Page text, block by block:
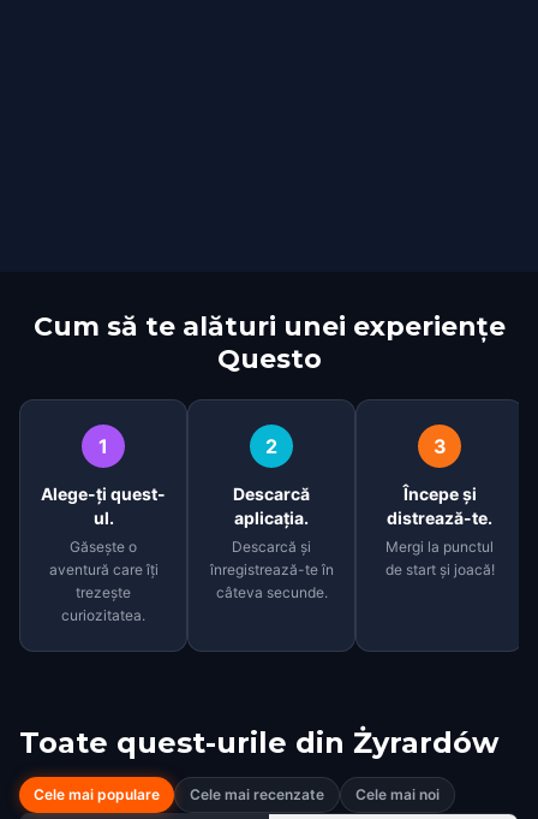
Cum să te alături unei experiențe
Questo
1
Alege-ți quest-
ul.
Găsește o
aventură care îți
trezește
curiozitatea.
2
Descarcă
aplicația.
Descarcă și
înregistrează-te în
câteva secunde.
3
Începe și
distrează-te.
Mergi la punctul
de start și joacă!
Toate quest-urile din Żyrardów
Cele mai populare Cele mai recenzate
Cele mai noi